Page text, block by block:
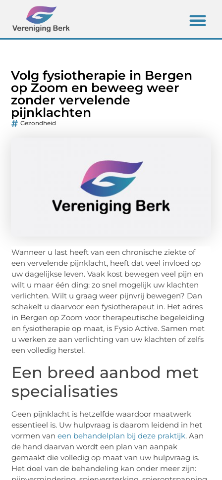
Volg fysiotherapie in Bergen
op Zoom en beweeg weer
zonder vervelende
pijnklachten
Gezondheid
Wanneer u last heeft van een chronische ziekte of
een vervelende pijnklacht, heeft dat veel invloed op
uw dagelijkse leven. Vaak kost bewegen veel pijn en
wilt u maar één ding: zo snel mogelijk uw klachten
verlichten. Wilt u graag weer pijnvrij bewegen? Dan
schakelt u daarvoor een fysiotherapeut in. Het adres
in Bergen op Zoom voor therapeutische begeleiding
en fysiotherapie op maat, is Fysio Active. Samen met
u werken ze aan verlichting van uw klachten of zelfs
een volledig herstel.
Een breed aanbod met
specialisaties
Geen pijnklacht is hetzelfde waardoor maatwerk
essentieel is. Uw hulpvraag is daarom leidend in het
vormen vaneen behandelplan bij deze praktijk. Aan
de hand daarvan wordt een plan van aanpak
gemaakt die volledig op maat van uw hulpvraag is.
Het doel van de behandeling kan onder meer zijn: